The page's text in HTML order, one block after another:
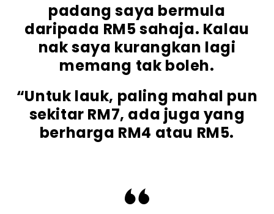
padang saya bermula
daripada RM5 sahaja. Kalau
nak saya kurangkan lagi
memang tak boleh.
“Untuk lauk, paling mahal pun
sekitar RM7, ada juga yang
berharga RM4 atau RM5.